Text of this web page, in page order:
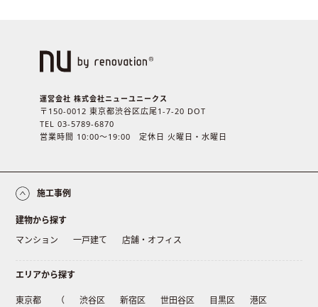
運営会社 株式会社ニューユニークス
〒150-0012 東京都渋谷区広尾1-7-20 DOT
TEL 03-5789-6870
営業時間 10:00〜19:00 定休日 火曜日・水曜日
施工事例
建物から探す
マンション
一戸建て 店舗・オフィス
エリアから探す
東京都 （ 渋谷区 新宿区 世田谷区 目黒区
港区